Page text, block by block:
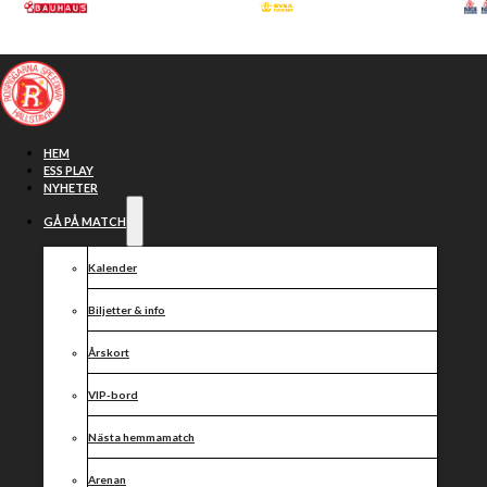
Hoppa till huvudinnehåll
HEM
ESS PLAY
NYHETER
GÅ PÅ MATCH
Kalender
Biljetter & info
Årskort
VIP-bord
Nästa hemmamatch
Arenan
Kevin